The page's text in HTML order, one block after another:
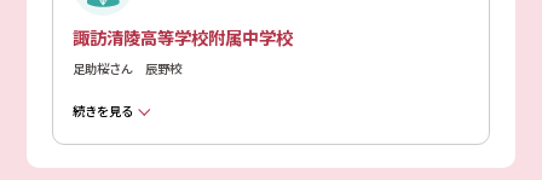
諏訪清陵高等学校附属中学校
足助桜さん 辰野校
続きを見る